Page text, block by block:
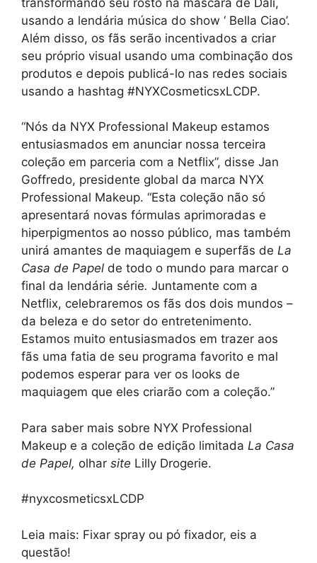
usando a lendária música do show ‘ Bella Ciao’.
Além disso, os fãs serão incentivados a criar
seu próprio visual usando uma combinação dos
produtos e depois publicá-lo nas redes sociais
usando a hashtag #NYXCosmeticsxLCDP.
“Nós da NYX Professional Makeup estamos
entusiasmados em anunciar nossa terceira
coleção em parceria com a Netflix”, disse Jan
Goffredo, presidente global da marca NYX
Professional Makeup. “Esta coleção não só
apresentará novas fórmulas aprimoradas e
hiperpigmentos ao nosso público, mas também
unirá amantes de maquiagem e superfãs de La
Casa de Papel de todo o mundo para marcar o
final da lendária série. Juntamente com a
Netflix, celebraremos os fãs dos dois mundos –
da beleza e do setor do entretenimento.
Estamos muito entusiasmados em trazer aos
fãs uma fatia de seu programa favorito e mal
podemos esperar para ver os looks de
maquiagem que eles criarão com a coleção.”
Para saber mais sobre NYX Professional
Makeup e a coleção de edição limitada La Casa
de Papel, olhar site Lilly Drogerie.
#nyxcosmeticsxLCDP
Leia mais: Fixar spray ou pó fixador, eis a
questão!